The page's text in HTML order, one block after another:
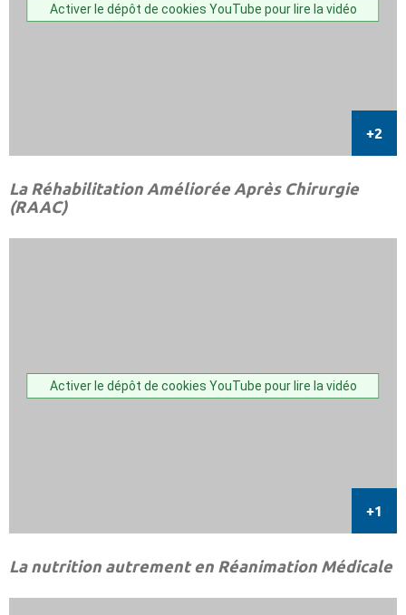
Activer le dépôt de cookies YouTube pour lire la vidéo
La Réhabilitation Améliorée Après Chirurgie
(RAAC)
Activer le dépôt de cookies YouTube pour lire la vidéo
La nutrition autrement en Réanimation Médicale